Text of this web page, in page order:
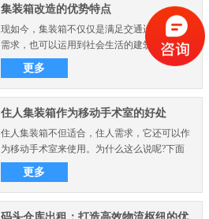
集装箱改造的优势特点
现如今，集装箱不仅仅是满足交通运输的物流
需求，也可以运用到社会生活的建筑物中，比
如集装箱房屋别墅、..
更多
住人集装箱作为移动手术室的好处
住人集装箱不但适合，住人需求，它还可以作
为移动手术室来使用。为什么这么说呢?下面
想要了解可以来看看..
更多